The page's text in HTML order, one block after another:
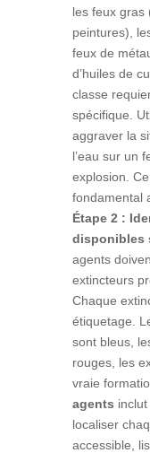
les feux gras
peintures),
feux de
d’huiles de
classe
spécifique.
aggraver la
l’eau sur un
explosion.
fondamental
Étape 2 :
disponibles
agents
extincteurs
Chaque
étiquetage.
sont bleus,
rouges, les
vraie
agents
localiser
accessible,